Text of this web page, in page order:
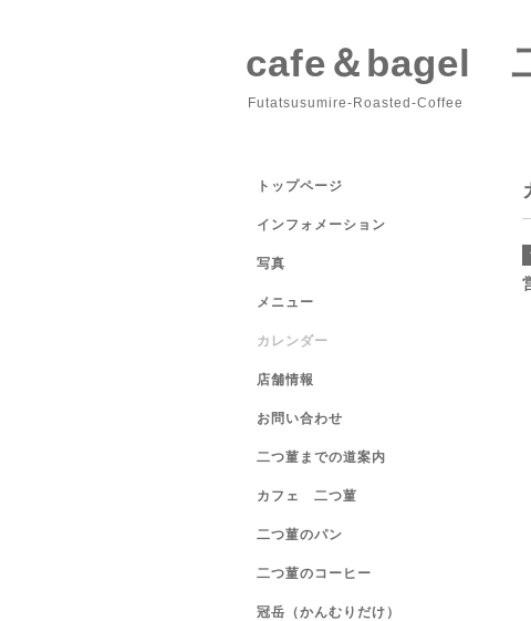
cafe＆bagel
Futatsusumire-Roasted-Coffee
トップページ
インフォメーション
写真
メニュー
カレンダー
店舗情報
お問い合わせ
二つ菫までの道案内
カフェ 二つ菫
二つ菫のパン
二つ菫のコーヒー
冠岳（かんむりだけ）